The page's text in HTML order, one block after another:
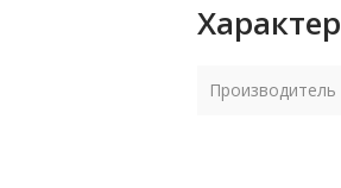
Производитель